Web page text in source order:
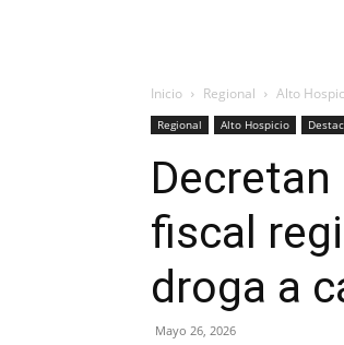
Inicio Regional Alto
Regional Alto Hospicio
fiscal
droga a
Mayo 26, 2026